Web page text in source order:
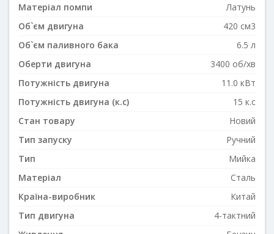
Матеріал помпи
Латунь
Об`єм двигуна
420 см3
Об`єм паливного бака
6.5 л
Оберти двигуна
3400 об/хв
Потужність двигуна
11.0 кВт
Потужність двигуна (к.с)
15 к.с
Стан товару
Новий
Тип запуску
Ручний
Тип
Мийка
Матеріал
Сталь
Країна-виробник
Китай
Тип двигуна
4-тактний